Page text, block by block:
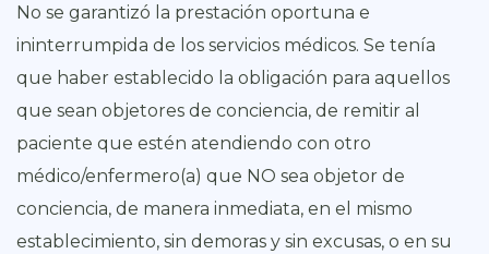
No se garantizó la prestación oportuna e
ininterrumpida de los servicios médicos. Se tenía
que haber establecido la obligación para aquellos
que sean objetores de conciencia, de remitir al
paciente que estén atendiendo con otro
médico/enfermero(a) que NO sea objetor de
conciencia, de manera inmediata, en el mismo
establecimiento, sin demoras y sin excusas, o en su